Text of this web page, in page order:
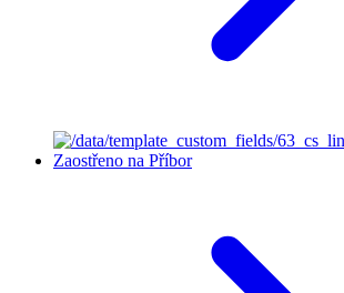
Zaostřeno na Příbor